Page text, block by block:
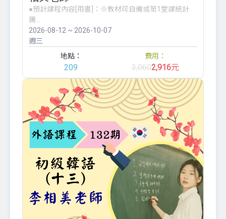
●預計課程內容[用書]：※教材可自備或第1堂課統計
團...
2026-08-12 ~ 2026-10-07
週三
地點：
209
費用：
3,0602,916元